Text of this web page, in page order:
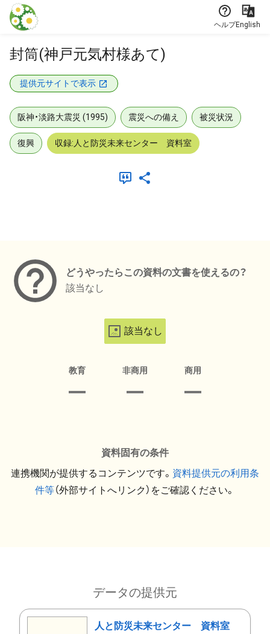
本文に飛ぶ
ヘルプEnglish
封筒(神戸元気村様あて)
提供元サイトで表示
阪神・淡路大震災 (1995) 震災への備え 被災状況
復興 収録:人と防災未来センター 資料室
どうやったらこの資料の文書を使えるの？
該当なし
該当なし
教育 非商用 商用
資料固有の条件
連携機関が提供するコンテンツです。 資料提供元の利用条
件等（外部サイトへリンク）をご確認ください。
データの提供元
人と防災未来センター 資料室